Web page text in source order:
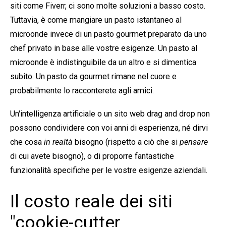
siti come Fiverr, ci sono molte soluzioni a basso costo.
Tuttavia, è come mangiare un pasto istantaneo al
microonde invece di un pasto gourmet preparato da uno
chef privato in base alle vostre esigenze. Un pasto al
microonde è indistinguibile da un altro e si dimentica
subito. Un pasto da gourmet rimane nel cuore e
probabilmente lo racconterete agli amici.
Un'intelligenza artificiale o un sito web drag and drop non
possono condividere con voi anni di esperienza, né dirvi
che cosa in realtà bisogno (rispetto a ciò che si pensare
di cui avete bisogno), o di proporre fantastiche
funzionalità specifiche per le vostre esigenze aziendali.
Il costo reale dei siti
"cookie-cutter